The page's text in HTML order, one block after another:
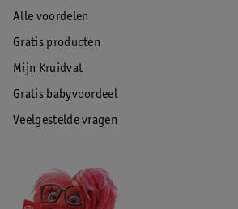
Alle voordelen
Gratis producten
Mijn Kruidvat
Gratis babyvoordeel
Veelgestelde vragen